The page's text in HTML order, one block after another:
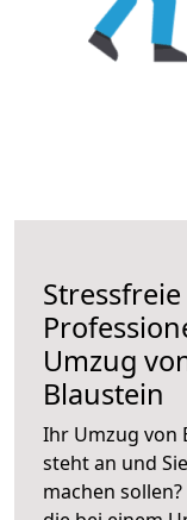
Umzug
Blaustein
Ihr Umzug von
steht an und
machen